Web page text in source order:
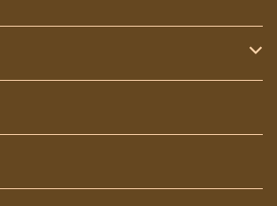
）